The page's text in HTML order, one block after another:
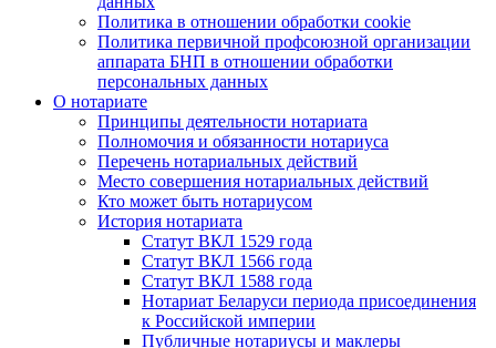
Политика в отношении обработки cookie
Политика первичной профсоюзной организации
аппарата БНП в отношении обработки
персональных данных
О нотариате
Принципы деятельности нотариата
Полномочия и обязанности нотариуса
Перечень нотариальных действий
Место совершения нотариальных действий
Кто может быть нотариусом
История нотариата
Статут ВКЛ 1529 года
Статут ВКЛ 1566 года
Статут ВКЛ 1588 года
Нотариат Беларуси периода присоединения
к Российской империи
Публичные нотариусы и маклеры